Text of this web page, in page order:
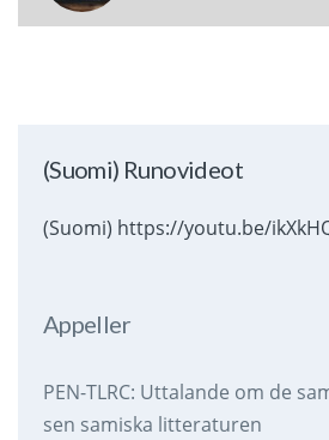
(Suomi) Runovideot
(Suomi) https://youtu.be/
Appeller
PEN-TLRC: Uttalande om de
sen samiska litteraturen